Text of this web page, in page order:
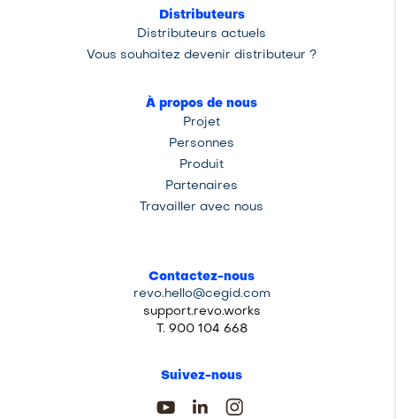
Distributeurs
Distributeurs actuels
Vous souhaitez devenir distributeur ?
À propos de nous
Projet
Personnes
Produit
Partenaires
Travailler avec nous
Contactez-nous
revo.hello@cegid.com
support.revo.works
T. 900 104 668
Suivez-nous